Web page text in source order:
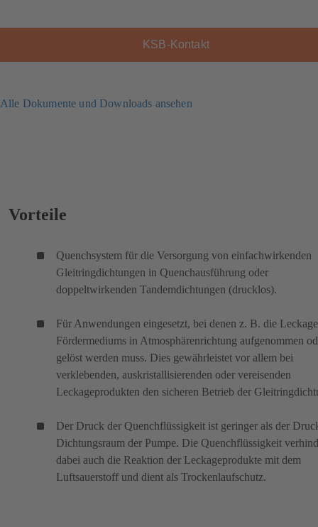
KSB-Kontakt
Alle Dokumente und Downloads ansehen
Vorteile
Quenchsystem für die Versorgung von einfachwirkenden
Gleitringdichtungen in Quenchausführung oder
doppeltwirkenden Tandemdichtungen (drucklos).
Für Anwendungen eingesetzt, bei denen z. B. die
Fördermediums in Atmosphärenrichtung aufgenommen
gelöst werden muss. Dies gewährleistet vor allem bei
verklebenden, auskristallisierenden oder vereisenden
Leckageprodukten den sicheren Betrieb der
Der Druck der Quenchflüssigkeit ist geringer als der
Dichtungsraum der Pumpe. Die Quenchflüssigkeit
dabei auch die Reaktion der Leckageprodukte mit dem
Luftsauerstoff und dient als Trockenlaufschutz.